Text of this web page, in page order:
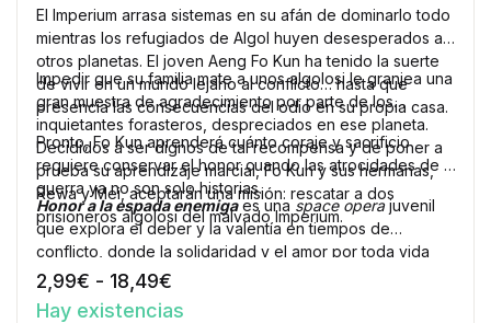
El Imperium arrasa sistemas en su afán de dominarlo todo
mientras los refugiados de Algol huyen desesperados a
otros planetas. El joven Aeng Fo Kun ha tenido la suerte
de vivir en un mundo lejano al conflicto… hasta que
presencia las consecuencias del odio en su propia casa.
Impedir que su familia mate a unos algolosi le granjea una
gran muestra de agradecimiento por parte de los
inquietantes forasteros, despreciados en ese planeta.
Decididos a ser dignos de tal recompensa y de poner a
prueba su aprendizaje marcial, Fo Kun y sus hermanas,
Rewa y Mei, aceptarán una misión: rescatar a dos
prisioneros algolosi del malvado Imperium.
Pronto, Fo Kun aprenderá cuánto coraje y sacrificio
requiere conservar el honor cuando las atrocidades de la
guerra ya no son solo historias.
Honor a la espada enemigaes unaspace operajuvenil
que explora el deber y la valentía en tiempos de
conflicto, donde la solidaridad y el amor por toda vida
son clave para la victoria.
2,99€ - 18,49€
Hay existencias